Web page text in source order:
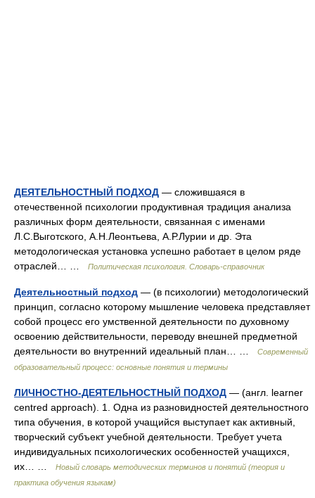
ДЕЯТЕЛЬНОСТНЫЙ ПОДХОД — сложившаяся в
отечественной психологии продуктивная традиция анализа
различных форм деятельности, связанная с именами
Л.С.Выготского, А.Н.Леонтьева, А.Р.Лурии и др. Эта
методологическая установка успешно работает в целом ряде
отраслей… …
Политическая психология. Словарь-справочник
Деятельностный подход — (в психологии) методологический
принцип, согласно которому мышление человека представляет
собой про­цесс его умственной деятельности по духовному
освоению действи­тельности, переводу внешней предметной
деятельности во внутренний идеальный план… …
Современный
образовательный процесс: основные понятия и термины
ЛИЧНОСТНО-ДЕЯТЕЛЬНОСТНЫЙ ПОДХОД — (англ. learner
centred approach). 1. Одна из разновидностей деятельностного
типа обучения, в которой учащийся выступает как активный,
творческий субъект учебной деятельности. Требует учета
индивидуальных психологических особенностей учащихся,
их… …
Новый словарь методических терминов и понятий (теория и
практика обучения языкам)